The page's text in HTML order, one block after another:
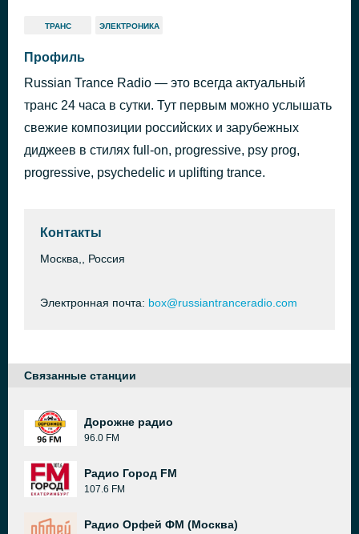
ТРАНС ЭЛЕКТРОНИКА
Профиль
Russian Trance Radio — это всегда актуальный
транс 24 часа в сутки. Тут первым можно услышать
свежие композиции российских и зарубежных
диджеев в стилях full-on, progressive, psy prog,
progressive, psychedelic и uplifting trance.
Контакты
Москва,, Россия
Электронная почта: box@russiantranceradio.com
Связанные станции
Дорожне радио
96.0 FM
Радио Город FM
107.6 FM
Радио Орфей ФМ (Москва)